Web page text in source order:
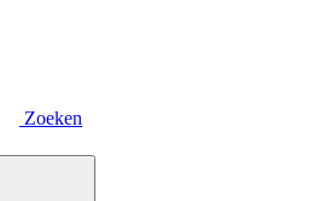
Zoeken